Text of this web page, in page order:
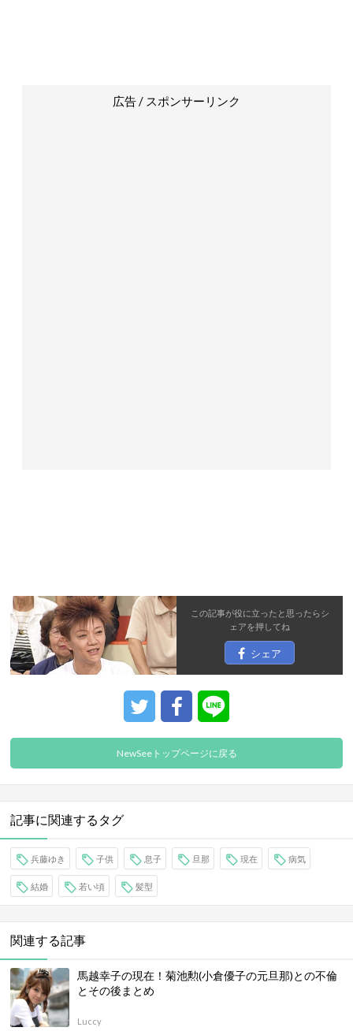
広告 / スポンサーリンク
この記事が役に立ったと思ったらシ
ェアを押してね
シェア
NewSeeトップページに戻る
記事に関連するタグ
兵藤ゆき 子供 息子 旦那 現在 病気
結婚 若い頃 髪型
関連する記事
馬越幸子の現在！菊池勲(小倉優子の元旦那)との不倫
とその後まとめ
Luccy